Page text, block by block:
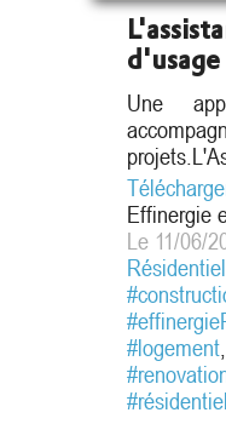
d'usage
Une
d'Usage
des
acteurs
approche
s'inspire
la
des
Une
projets.
Effinergie
Le 11/06/
Résidentiel
#logement,
#résidentiel